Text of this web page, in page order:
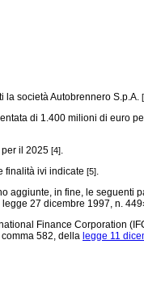
la società Autobrennero S.p.A.
di 1.400 milioni di euro
il 2025 [4].
finalità ivi indicate [5].
aggiunte, in fine, le seguenti
legge 27 dicembre 1997, n.
Finance Corporation
582, della legge 11